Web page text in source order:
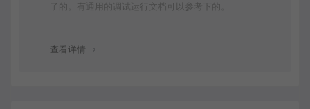
了的。有通用的调试运行文档可以参考下的。
查看详情